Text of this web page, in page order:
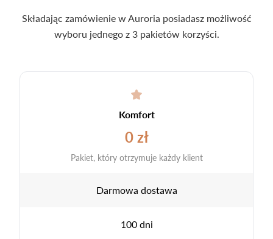
Składając zamówienie w Auroria posiadasz możliwość
wyboru jednego z 3 pakietów korzyści.
Komfort
0 zł
Pakiet, który otrzymuje każdy klient
Darmowa dostawa
100 dni